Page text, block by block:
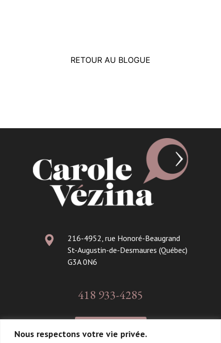
Nous respectons votre vie privée.
RETOUR AU BLOGUE
216-4952, rue Honoré-Beaugrand
St-Augustin-de-Desmaures (Québec)
G3A 0N6
418 933-4285
CONTACT